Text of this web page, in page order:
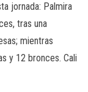
jornada: Palmira
tras una
mientras
y 12 bronces. Cali